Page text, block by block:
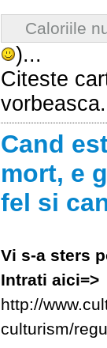
Caloriile
)...
Citeste
vorbeasca.
Cand
mort, e
fel si
Vi s-a sters
Intrati aici=>
http://
culturism/